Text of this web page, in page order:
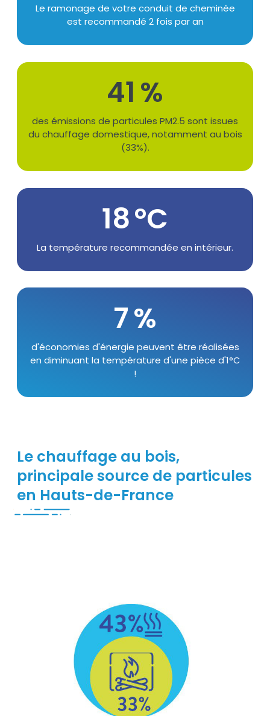
Texte
Le ramonage de votre conduit de cheminée
est recommandé 2 fois par an
41 Suffixe
%
Texte
des émissions de particules PM2.5 sont issues
du chauffage domestique, notamment au bois
(33%).
19Suffixe
°C
Texte
La température recommandée en intérieur.
7Suffixe
%
Texte
d'économies d'énergie peuvent être réalisées
en diminuant la température d'une pièce d'1°C
!
Le chauffage au bois,
principale source de particules
en Hauts-de-France